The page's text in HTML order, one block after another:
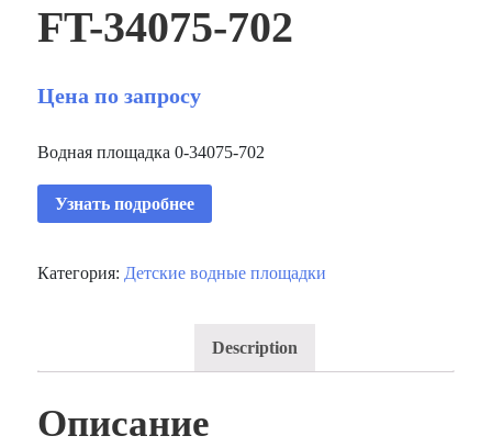
FT-34075-702
Цена по запросу
Водная площадка 0-34075-702
Узнать подробнее
Категория:Детские водные площадки
Description
Описание